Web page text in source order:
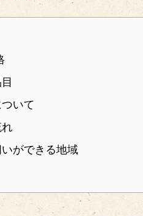
いて
ができる地域